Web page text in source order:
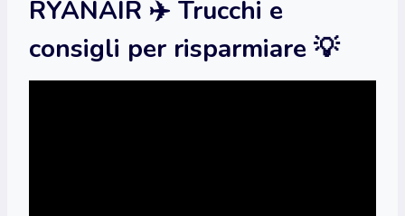
RYANAIR ✈️ Trucchi e
consigli per risparmiare 💡